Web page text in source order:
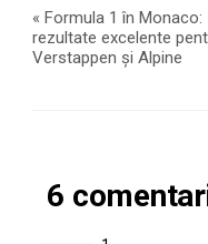
«Formula 1 în Monaco:
rezultate excelente
Verstappen și Alpine
6